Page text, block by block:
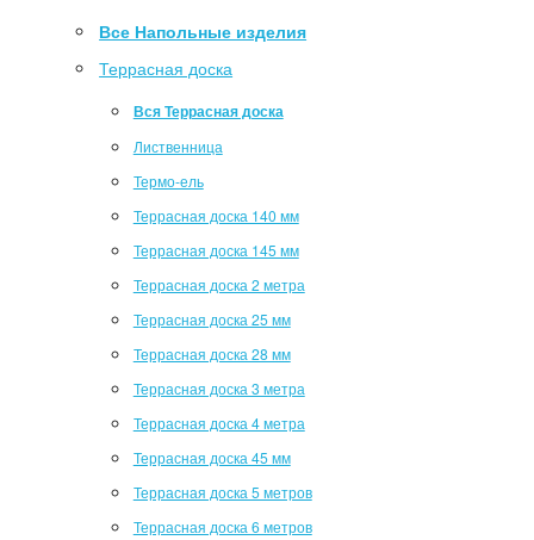
Все Напольные изделия
Террасная доска
Вся Террасная доска
Лиственница
Термо-ель
Террасная доска 140 мм
Террасная доска 145 мм
Террасная доска 2 метра
Террасная доска 25 мм
Террасная доска 28 мм
Террасная доска 3 метра
Террасная доска 4 метра
Террасная доска 45 мм
Террасная доска 5 метров
Террасная доска 6 метров